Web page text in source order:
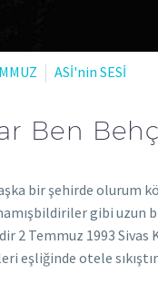
ASİ'nin SESİ
Ben
bir şehirde olurum
gibi
Temmuz 1993 Sivas
eşliğinde otele